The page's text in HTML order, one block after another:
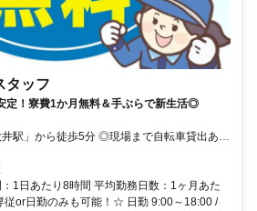
タッフ
定！寮費1か月無料＆手ぶらで新生活◎
駅」から徒歩5分 ◎現場まで自転車貸出あり
1日あたり8時間 平均勤務日数：1ヶ月あた
or日勤のみも可能！☆ 日勤 9:00～18:00 /